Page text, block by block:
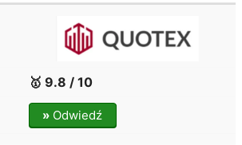
🥇 9.8 / 10
» Odwiedź